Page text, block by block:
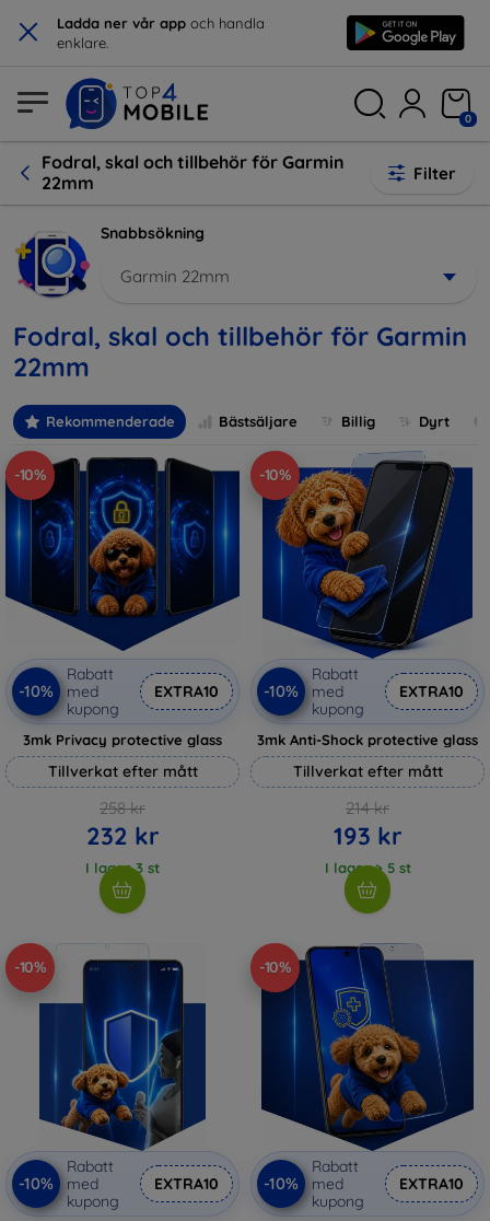
× Ladda ner vår app och handla
enklare.
0
Fodral, skal och tillbehör för Garmin
22mm
Filter
Snabbsökning
Garmin 22mm
Fodral, skal och tillbehör för Garmin
22mm
Rekommenderade Bästsäljare Billig Dyrt
-10%
-10%
Rabatt
med
kupong
EXTRA10
3mk Privacy protective glass
Tillverkat efter mått
258 kr
232 kr
I lager 3 st
-10%
-10%
Rabatt
med
kupong
EXTRA10
3mk Anti-Shock protective glass
Tillverkat efter mått
214 kr
193 kr
I lager > 5 st
-10%
-10%
Rabatt
med
kupong
EXTRA10
-10%
-10%
Rabatt
med
kupong
EXTRA10